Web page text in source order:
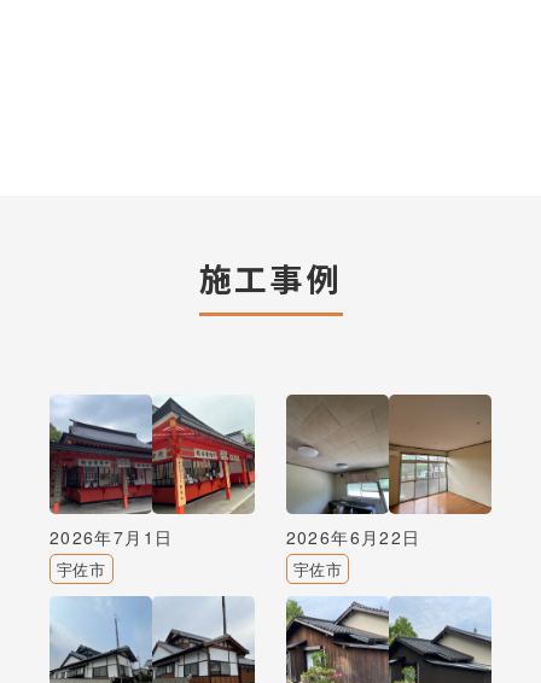
施工事例
2026年7月1日
宇佐市
2026年6月22日
宇佐市